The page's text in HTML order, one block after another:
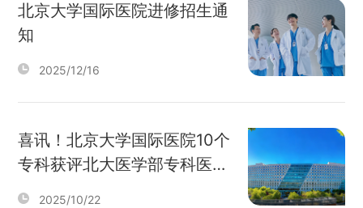
北京大学国际医院进修招生通
知
2025/12/16
喜讯！北京大学国际医院10个
专科获评北大医学部专科医师
规范化培训基地
2025/10/22